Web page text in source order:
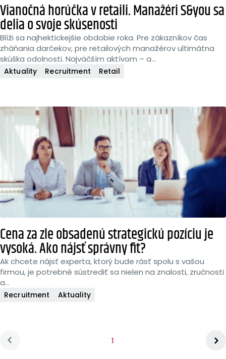
Vianočná horúčka v retaili. Manažéri S&you sa
delia o svoje skúsenosti
Blíži sa najhektickejšie obdobie roka. Pre zákazníkov čas
zháňania darčekov, pre retailových manažérov ultimátna
skúška odolnosti. Najväčším aktívom – a...
Aktuality Recruitment Retail
Cena za zle obsadenú strategickú pozíciu je
vysoká. Ako nájsť správny fit?
Ak chcete nájsť experta, ktorý bude rásť spolu s vašou
firmou, je potrebné sústrediť sa nielen na znalosti, zručnosti
a...
Recruitment Aktuality
1 Next